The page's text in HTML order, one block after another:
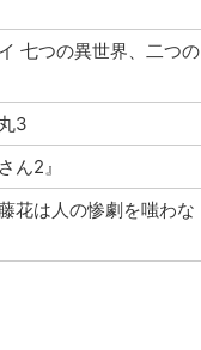
七つの異世界、二つの
3
ん2』
花は人の惨劇を嗤わな